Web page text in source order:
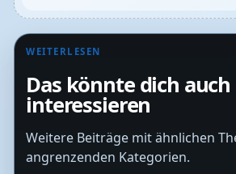
WEITERLESEN
Das könnte dich auch
interessieren
Weitere Beiträge mit ähnlichen
angrenzenden Kategorien.